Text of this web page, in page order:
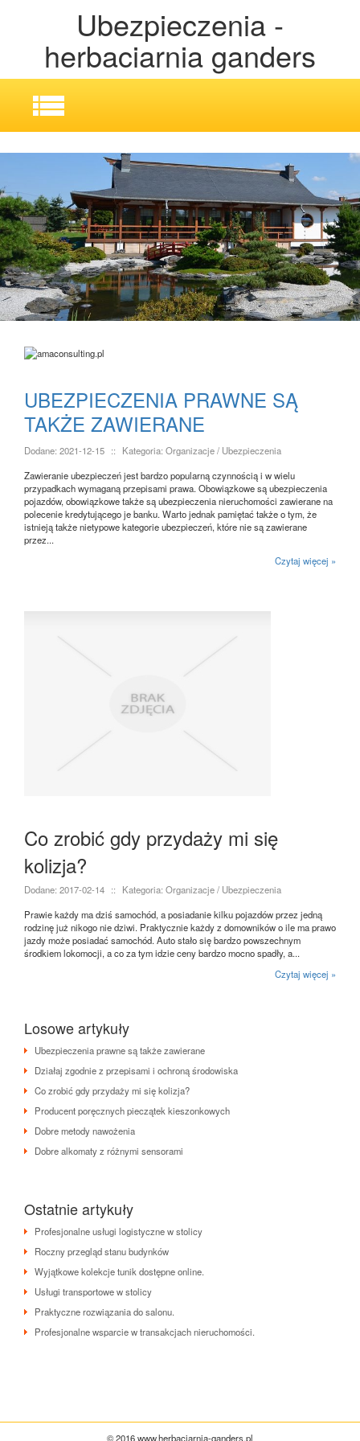
Ubezpieczenia -
herbaciarnia ganders
UBEZPIECZENIA PRAWNE SĄ
TAKŻE ZAWIERANE
Dodane: 2021-12-15 ::
Kategoria: Organizacje / Ubezpieczenia
Zawieranie ubezpieczeń jest bardzo popularną czynnością i w wielu
przypadkach wymaganą przepisami prawa. Obowiązkowe są ubezpieczenia
pojazdów, obowiązkowe także są ubezpieczenia nieruchomości zawierane na
polecenie kredytującego je banku. Warto jednak pamiętać także o tym, że
istnieją także nietypowe kategorie ubezpieczeń, które nie są zawierane
przez...
Czytaj więcej »
Co zrobić gdy przydaży mi się
kolizja?
Dodane: 2017-02-14 ::
Kategoria: Organizacje / Ubezpieczenia
Prawie każdy ma dziś samochód, a posiadanie kilku pojazdów przez jedną
rodzinę już nikogo nie dziwi. Praktycznie każdy z domowników o ile ma prawo
jazdy może posiadać samochód. Auto stało się bardzo powszechnym
środkiem lokomocji, a co za tym idzie ceny bardzo mocno spadły, a...
Czytaj więcej »
Losowe artykuły
Ubezpieczenia prawne są także zawierane
Działaj zgodnie z przepisami i ochroną środowiska
Co zrobić gdy przydaży mi się kolizja?
Producent poręcznych pieczątek kieszonkowych
Dobre metody nawożenia
Dobre alkomaty z różnymi sensorami
Ostatnie artykuły
Profesjonalne usługi logistyczne w stolicy
Roczny przegląd stanu budynków
Wyjątkowe kolekcje tunik dostępne online.
Usługi transportowe w stolicy
Praktyczne rozwiązania do salonu.
Profesjonalne wsparcie w transakcjach nieruchomości.
© 2016 www.herbaciarnia-ganders.pl